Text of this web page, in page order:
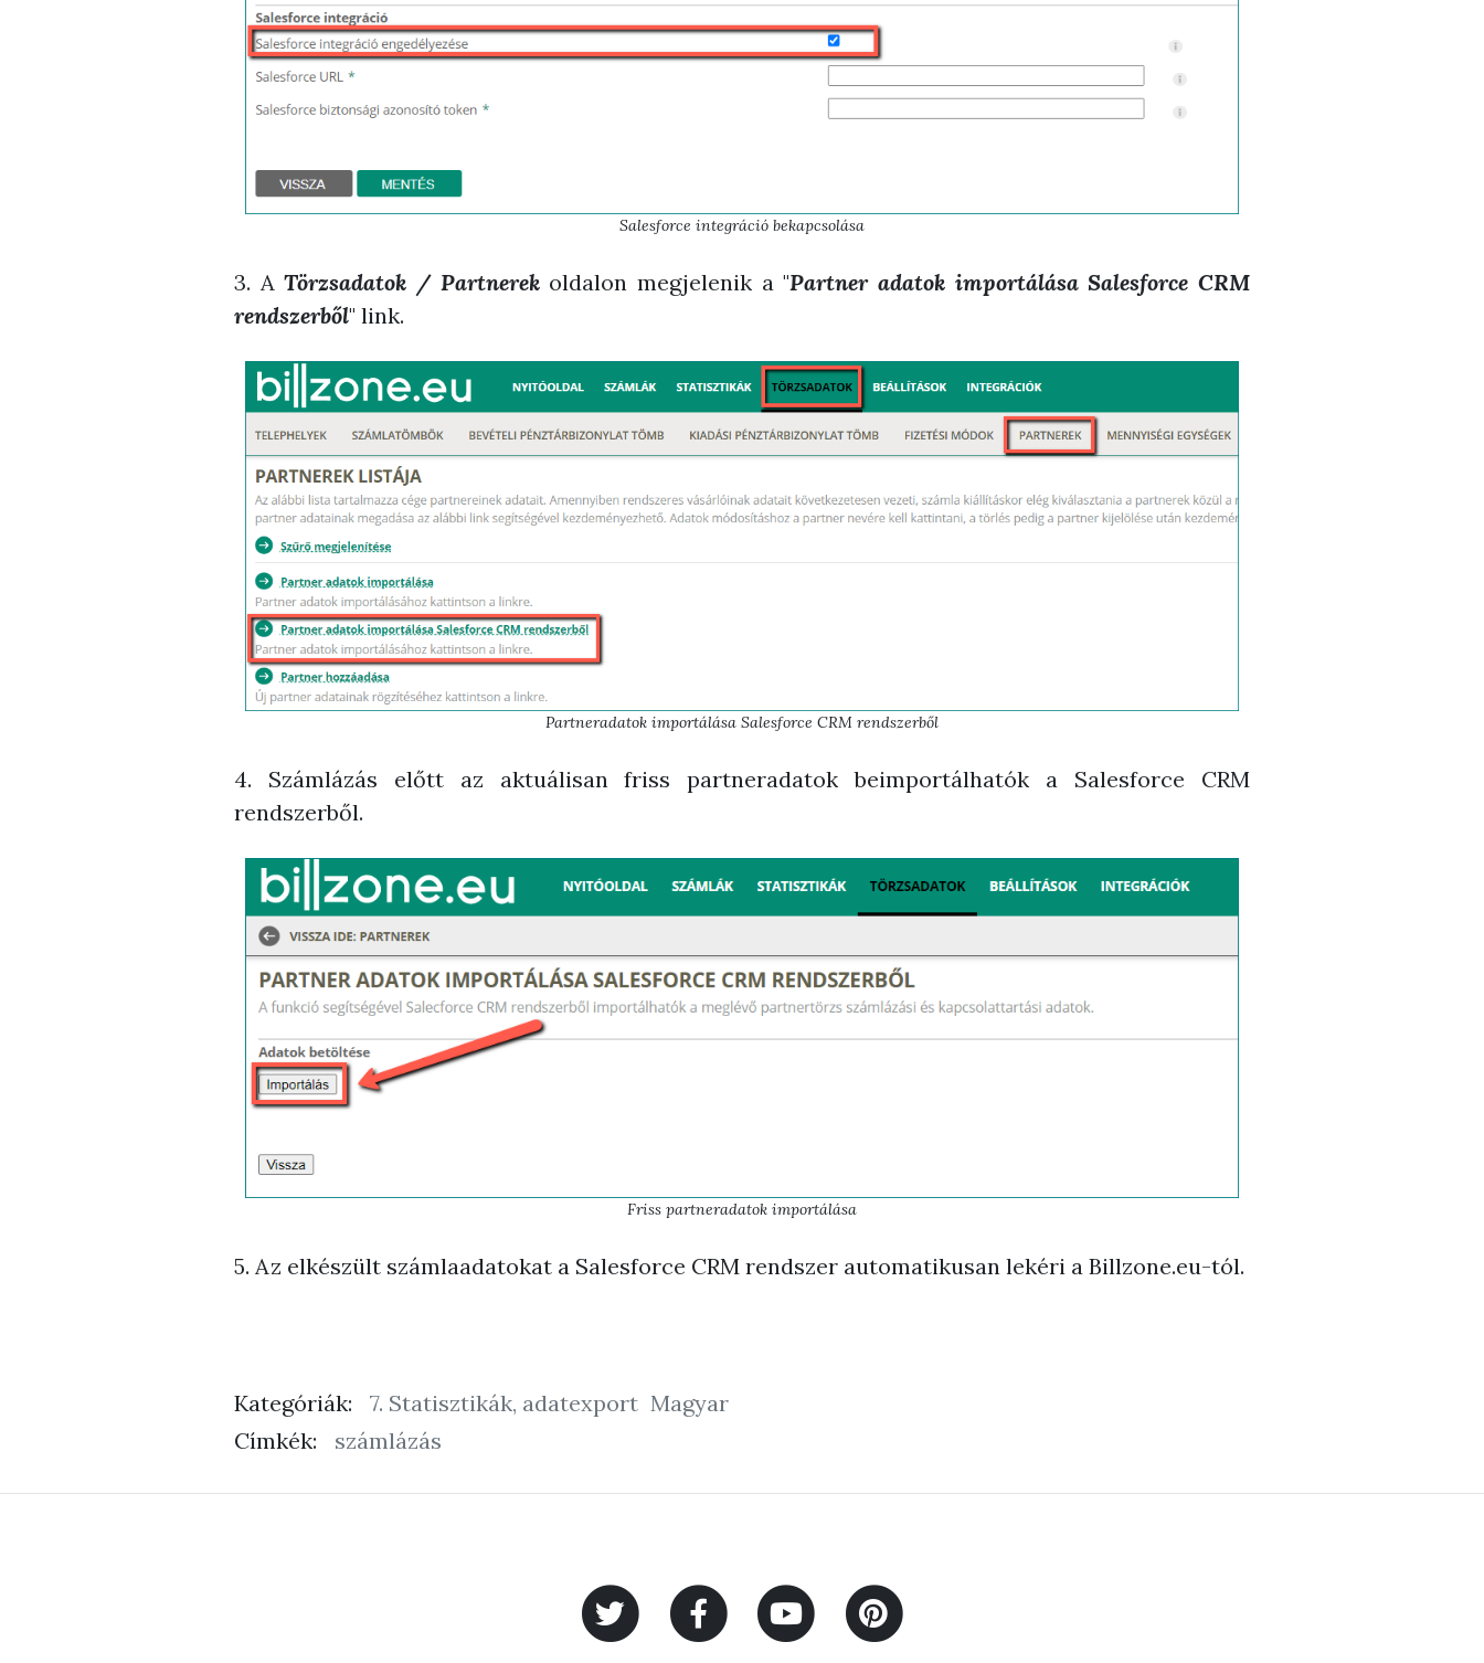
Salesforce integráció bekapcsolása
3. ATörzsadatok / Partnerekoldalon megjelenik a "Partner adatok importálása Salesforce CRM
rendszerből" link.
Partneradatok importálása Salesforce CRM rendszerből
4. Számlázás előtt az aktuálisan friss partneradatok beimportálhatók a Salesforce CRM
rendszerből.
Friss partneradatok importálása
5. Az elkészült számlaadatokat a Salesforce CRM rendszer automatikusan lekéri a Billzone.eu-tól.
Kategóriák: 7. Statisztikák, adatexport Magyar
Címkék:
számlázás